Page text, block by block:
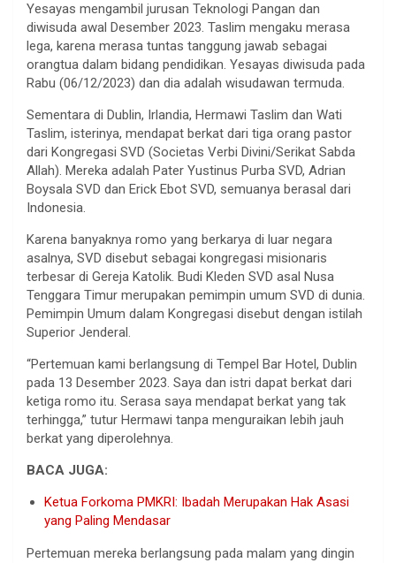
Yesayas mengambil jurusan Teknologi Pangan dan
diwisuda awal Desember 2023. Taslim mengaku merasa
lega, karena merasa tuntas tanggung jawab sebagai
orangtua dalam bidang pendidikan. Yesayas diwisuda pada
Rabu (06/12/2023) dan dia adalah wisudawan termuda.
Sementara di Dublin, Irlandia, Hermawi Taslim dan Wati
Taslim, isterinya, mendapat berkat dari tiga orang pastor
dari Kongregasi SVD (Societas Verbi Divini/Serikat Sabda
Allah). Mereka adalah Pater Yustinus Purba SVD, Adrian
Boysala SVD dan Erick Ebot SVD, semuanya berasal dari
Indonesia.
Karena banyaknya romo yang berkarya di luar negara
asalnya, SVD disebut sebagai kongregasi misionaris
terbesar di Gereja Katolik. Budi Kleden SVD asal Nusa
Tenggara Timur merupakan pemimpin umum SVD di dunia.
Pemimpin Umum dalam Kongregasi disebut dengan istilah
Superior Jenderal.
“Pertemuan kami berlangsung di Tempel Bar Hotel, Dublin
pada 13 Desember 2023. Saya dan istri dapat berkat dari
ketiga romo itu. Serasa saya mendapat berkat yang tak
terhingga,” tutur Hermawi tanpa menguraikan lebih jauh
berkat yang diperolehnya.
BACA JUGA:
Ketua Forkoma PMKRI: Ibadah Merupakan Hak Asasi
yang Paling Mendasar
Pertemuan mereka berlangsung pada malam yang dingin